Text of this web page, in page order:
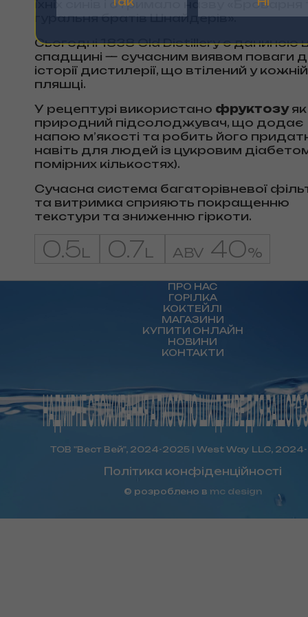
їхніх синів і отримало назву «Броварня
гуральня братів Шнайдерів».
Сьогодні 1838 Old Distillery є даниною
спадщині — сучасним виявом поваги
історії дистилерії, що втілений у кожній
пляшці.
У рецептурі використано фруктозуяк
природний підсолоджувач, що додає
напою м’якості та робить його
навіть для людей із цукровим
помірних кількостях).
Сучасна система багаторівневої
та витримка сприяють покращенню
текстури та зниженню гіркоти.
0.5L 0.7L ABV 40%
ПРО НАС
ГОРІЛКА
КОКТЕЙЛІ
МАГАЗИНИ
КУПИТИ ОНЛАЙН
НОВИНИ
КОНТАКТИ
ТОВ "Вест Вей", 2024-2025 | West Way LLC,
Політика конфіденційності
© розроблено в mc design